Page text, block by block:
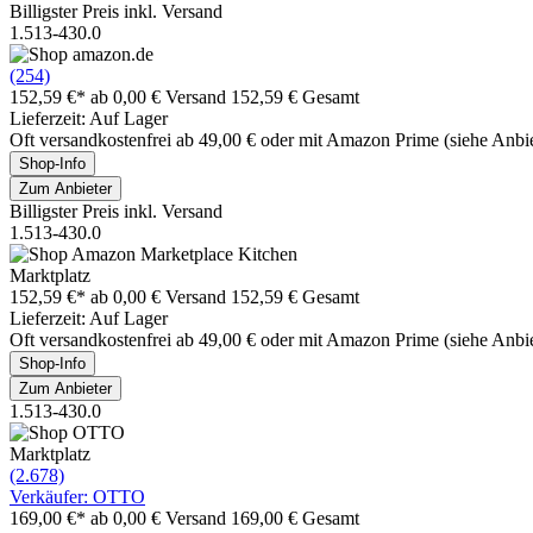
Billigster Preis inkl. Versand
1.513-430.0
(254)
152,59 €* ab 0,00 € Versand 152,59 € Gesamt
Lieferzeit: Auf Lager
Oft versandkostenfrei ab 49,00 € oder mit Amazon Prime (siehe
Shop-Info
Zum Anbieter
Billigster Preis inkl. Versand
1.513-430.0
Marktplatz
152,59 €* ab 0,00 € Versand 152,59 € Gesamt
Lieferzeit: Auf Lager
Oft versandkostenfrei ab 49,00 € oder mit Amazon Prime (siehe
Shop-Info
Zum Anbieter
1.513-430.0
Marktplatz
(2.678)
Verkäufer: OTTO
169,00 €* ab 0,00 € Versand 169,00 € Gesamt